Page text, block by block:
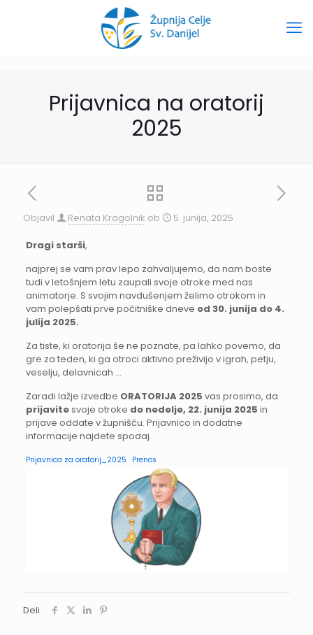
Prijavnica na oratorij
2025
Objavil Renata Kragolnik ob 5. junija, 2025
Dragi starši,
najprej se vam prav lepo zahvaljujemo, da nam boste
tudi v letošnjem letu zaupali svoje otroke med nas
animatorje. S svojim navdušenjem želimo otrokom in
vam polepšati prve počitniške dneve od 30. junija do 4.
julija 2025.
Za tiste, ki oratorija še ne poznate, pa lahko povemo, da
gre za teden, ki ga otroci aktivno preživijo v igrah, petju,
veselju, delavnicah …
Zaradi lažje izvedbe ORATORIJA 2025 vas prosimo, da
prijavitesvoje otroke do nedelje, 22. junija 2025 in
prijave oddate v župnišču. Prijavnico in dodatne
informacije najdete spodaj.
Prijavnica za oratorij_2025 Prenos
Deli